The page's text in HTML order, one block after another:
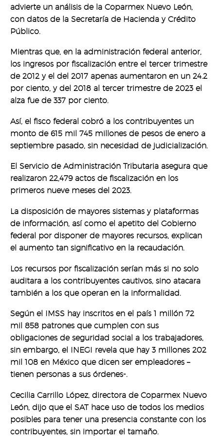
advierte un análisis de la Coparmex Nuevo León,
con datos de la Secretaría de Hacienda y Crédito
Público.
Mientras que, en la administración federal anterior,
los ingresos por fiscalización entre el tercer trimestre
de 2012 y el del 2017 apenas aumentaron en un 24.2
por ciento, y del 2018 al tercer trimestre de 2023 el
alza fue de 337 por ciento.
Así, el fisco federal cobró a los contribuyentes un
monto de 615 mil 745 millones de pesos de enero a
septiembre pasado, sin necesidad de judicialización.
El Servicio de Administración Tributaria asegura que
realizaron 22,479 actos de fiscalización en los
primeros nueve meses del 2023.
La disposición de mayores sistemas y plataformas
de información, así como el apetito del Gobierno
federal por disponer de mayores recursos, explican
el aumento tan significativo en la recaudación.
Los recursos por fiscalización serían más si no solo
auditara a los contribuyentes cautivos, sino atacara
también a los que operan en la informalidad.
Según el IMSS hay inscritos en el país 1 millón 72
mil 858 patrones que cumplen con sus
obligaciones de seguridad social a los trabajadores,
sin embargo, el INEGI revela que hay 3 millones 202
mil 108 en México que dicen ser empleadores –
tienen personas a sus órdenes-.
Cecilia Carrillo López, directora de Coparmex Nuevo
León, dijo que el SAT hace uso de todos los medios
posibles para tener una presencia constante con los
contribuyentes, sin importar el tamaño.